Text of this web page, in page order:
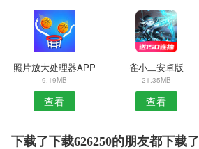
照片放大处理器APP
9.19MB
查看
雀小二安卓版
21.35MB
查看
下载了下载626250的朋友都下载了